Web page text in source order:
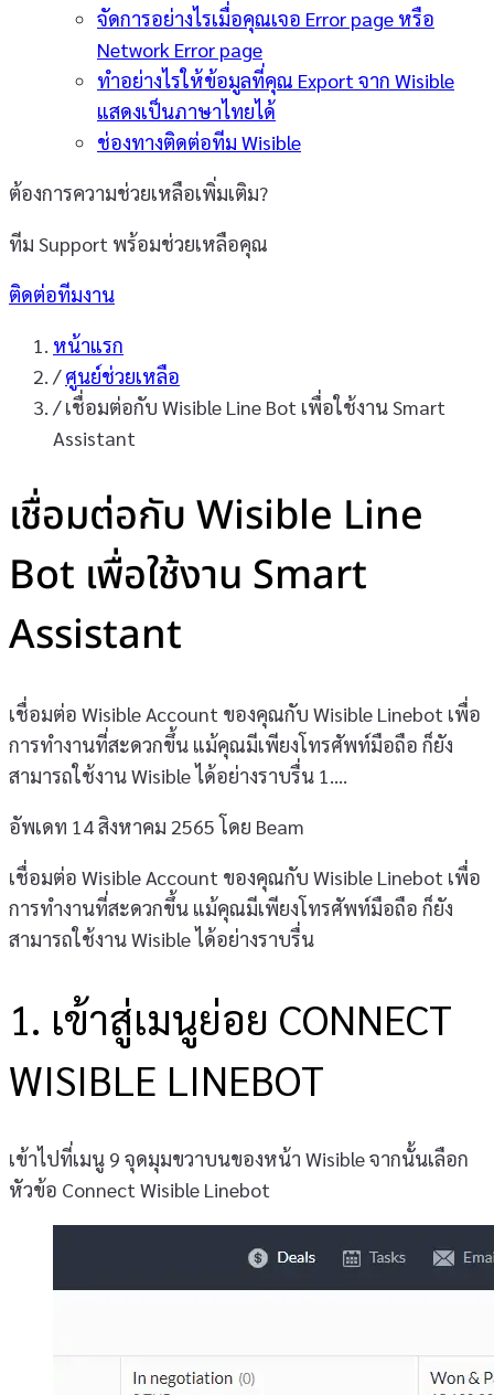
จัดการอย่างไรเมื่อคุณเจอ Error page หรือ
Network Error page
ทำอย่างไรให้ข้อมูลที่คุณ Export จาก Wisible
แสดงเป็นภาษาไทยได้
ช่องทางติดต่อทีม Wisible
ต้องการความช่วยเหลือเพิ่มเติม?
ทีม Support พร้อมช่วยเหลือคุณ
ติดต่อทีมงาน
หน้าแรก
/ ศูนย์ช่วยเหลือ
/ เชื่อมต่อกับ Wisible Line Bot เพื่อใช้งาน Smart
Assistant
เชื่อมต่อกับ Wisible Line
Bot เพื่อใช้งาน Smart
Assistant
เชื่อมต่อ Wisible Account ของคุณกับ Wisible Linebot เพื่อ
การทำงานที่สะดวกขึ้น แม้คุณมีเพียงโทรศัพท์มือถือ ก็ยัง
สามารถใช้งาน Wisible ได้อย่างราบรื่น 1.…
อัพเดท 14 สิงหาคม 2565 โดย Beam
เชื่อมต่อ Wisible Account ของคุณกับ Wisible Linebot เพื่อ
การทำงานที่สะดวกขึ้น แม้คุณมีเพียงโทรศัพท์มือถือ ก็ยัง
สามารถใช้งาน Wisible ได้อย่างราบรื่น
1. เข้าสู่เมนูย่อย CONNECT
WISIBLE LINEBOT
เข้าไปที่เมนู 9 จุดมุมขวาบนของหน้า Wisible จากนั้นเลือก
หัวข้อ Connect Wisible Linebot